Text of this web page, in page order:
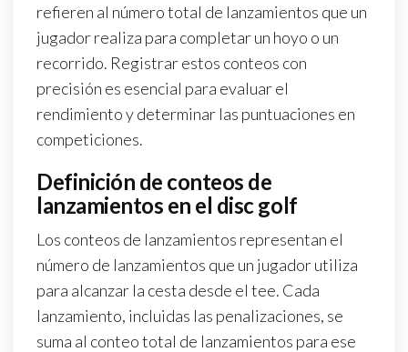
refieren al número total de lanzamientos que un
jugador realiza para completar un hoyo o un
recorrido. Registrar estos conteos con
precisión es esencial para evaluar el
rendimiento y determinar las puntuaciones en
competiciones.
Definición de conteos de
lanzamientos en el disc golf
Los conteos de lanzamientos representan el
número de lanzamientos que un jugador utiliza
para alcanzar la cesta desde el tee. Cada
lanzamiento, incluidas las penalizaciones, se
suma al conteo total de lanzamientos para ese